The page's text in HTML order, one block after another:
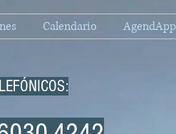
Calendario AgendApp